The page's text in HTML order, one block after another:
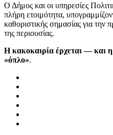
Ο Δήμος και οι υπηρεσίες
πλήρη ετοιμότητα,
καθοριστικής σημασίας για την
της περιουσίας.
Η κακοκαιρία έρχεται — και
«όπλο».